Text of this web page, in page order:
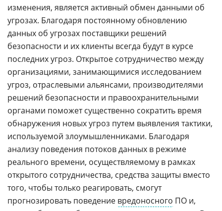
изменения, является активный обмен данными об
угрозах. Благодаря постоянному обновлению
данных об угрозах поставщики решений
безопасности и их клиенты всегда будут в курсе
последних угроз. Открытое сотрудничество между
организациями, занимающимися исследованием
угроз, отраслевыми альянсами, производителями
решений безопасности и правоохранительными
органами поможет существенно сократить время
обнаружения новых угроз путем выявления тактики,
используемой злоумышленниками. Благодаря
анализу поведения потоков данных в режиме
реального времени, осуществляемому в рамках
открытого сотрудничества, средства защиты вместо
того, чтобы только реагировать, смогут
прогнозировать поведение вредоносного ПО и,